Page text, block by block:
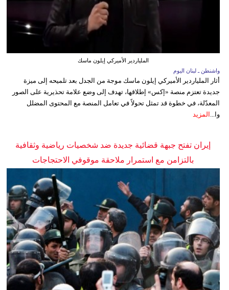
الملياردير الأميركي إيلون ماسك
واشنطن ـ لبنان اليوم
أثار الملياردير الأميركي إيلون ماسك موجة من الجدل بعد تلميحه إلى ميزة
جديدة تعتزم منصة «إكس» إطلاقها، تهدف إلى وضع علامة تحذيرية على الصور
المعدّلة، في خطوة قد تمثل تحولاً في تعامل المنصة مع المحتوى المضلل
وا... المزيد
إيران تفتح جبهة قضائية جديدة ضد شخصيات رياضية وثقافية
بالتزامن مع استمرار ملاحقة موقوفي الاحتجاجات